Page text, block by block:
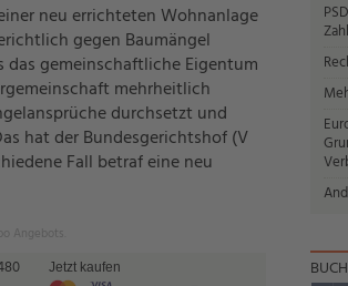
neu errichteten Wohnanlage
gegen Baumängel
gemeinschaftliche Eigentum
mehrheitlich
durchsetzt und
hat der Bundesgerichtshof (V
Fall betraf eine neu
Angebots.
Jetzt kaufen